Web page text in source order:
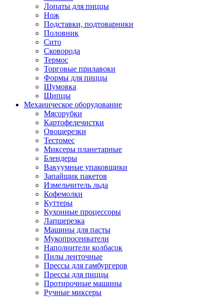
Лопаты для пиццы
Нож
Подставки, подтоварники
Половник
Сито
Сковорода
Термос
Торговые прилавоки
Формы для пиццы
Шумовка
Щипцы
Механическое оборудование
Мясорубки
Картофелечистки
Овощерезки
Тестомес
Миксеры планетарные
Блендеры
Вакуумные упаковщики
Запайщик пакетов
Измельчитель льда
Кофемолки
Куттеры
Кухонные процессоры
Лапшерезка
Машины для пасты
Мукопросеиватели
Наполнители колбасок
Пилы ленточные
Прессы для гамбургеров
Прессы для пиццы
Протирочные машины
Ручные миксеры